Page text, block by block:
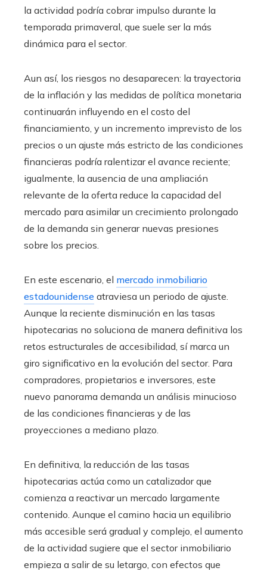
la actividad podría cobrar impulso durante la
temporada primaveral, que suele ser la más
dinámica para el sector.
Aun así, los riesgos no desaparecen: la trayectoria
de la inflación y las medidas de política monetaria
continuarán influyendo en el costo del
financiamiento, y un incremento imprevisto de los
precios o un ajuste más estricto de las condiciones
financieras podría ralentizar el avance reciente;
igualmente, la ausencia de una ampliación
relevante de la oferta reduce la capacidad del
mercado para asimilar un crecimiento prolongado
de la demanda sin generar nuevas presiones
sobre los precios.
En este escenario, el mercado inmobiliario
estadounidense atraviesa un periodo de ajuste.
Aunque la reciente disminución en las tasas
hipotecarias no soluciona de manera definitiva los
retos estructurales de accesibilidad, sí marca un
giro significativo en la evolución del sector. Para
compradores, propietarios e inversores, este
nuevo panorama demanda un análisis minucioso
de las condiciones financieras y de las
proyecciones a mediano plazo.
En definitiva, la reducción de las tasas
hipotecarias actúa como un catalizador que
comienza a reactivar un mercado largamente
contenido. Aunque el camino hacia un equilibrio
más accesible será gradual y complejo, el aumento
de la actividad sugiere que el sector inmobiliario
empieza a salir de su letargo, con efectos que